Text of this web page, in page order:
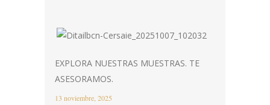
EXPLORA NUESTRAS MUESTRAS. TE
ASESORAMOS.
13 noviembre, 2025